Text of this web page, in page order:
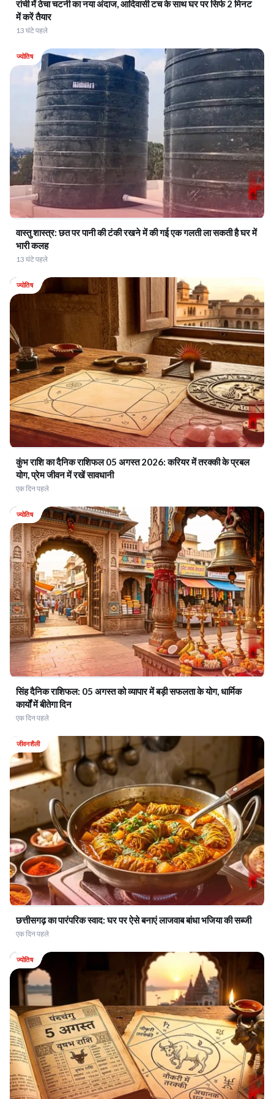
सुरक्षित।
रांची में ठेचा चटनी का नया अंदाज, आदिवासी टच के साथ घर पर सिर्फ 2 मिनट
में करें तैयार
13 घंटे पहले
ज्योतिष
वास्तु शास्त्र: छत पर पानी की टंकी रखने में की गई एक गलती ला सकती है घर में
भारी कलह
13 घंटे पहले
ज्योतिष
कुंभ राशि का दैनिक राशिफल 05 अगस्त 2026: करियर में तरक्की के प्रबल
योग, प्रेम जीवन में रखें सावधानी
एक दिन पहले
ज्योतिष
सिंह दैनिक राशिफल: 05 अगस्त को व्यापार में बड़ी सफलता के योग, धार्मिक
कार्यों में बीतेगा दिन
एक दिन पहले
जीवनशैली
छत्तीसगढ़ का पारंपरिक स्वाद: घर पर ऐसे बनाएं लाजवाब बांधा भजिया की सब्जी
एक दिन पहले
ज्योतिष